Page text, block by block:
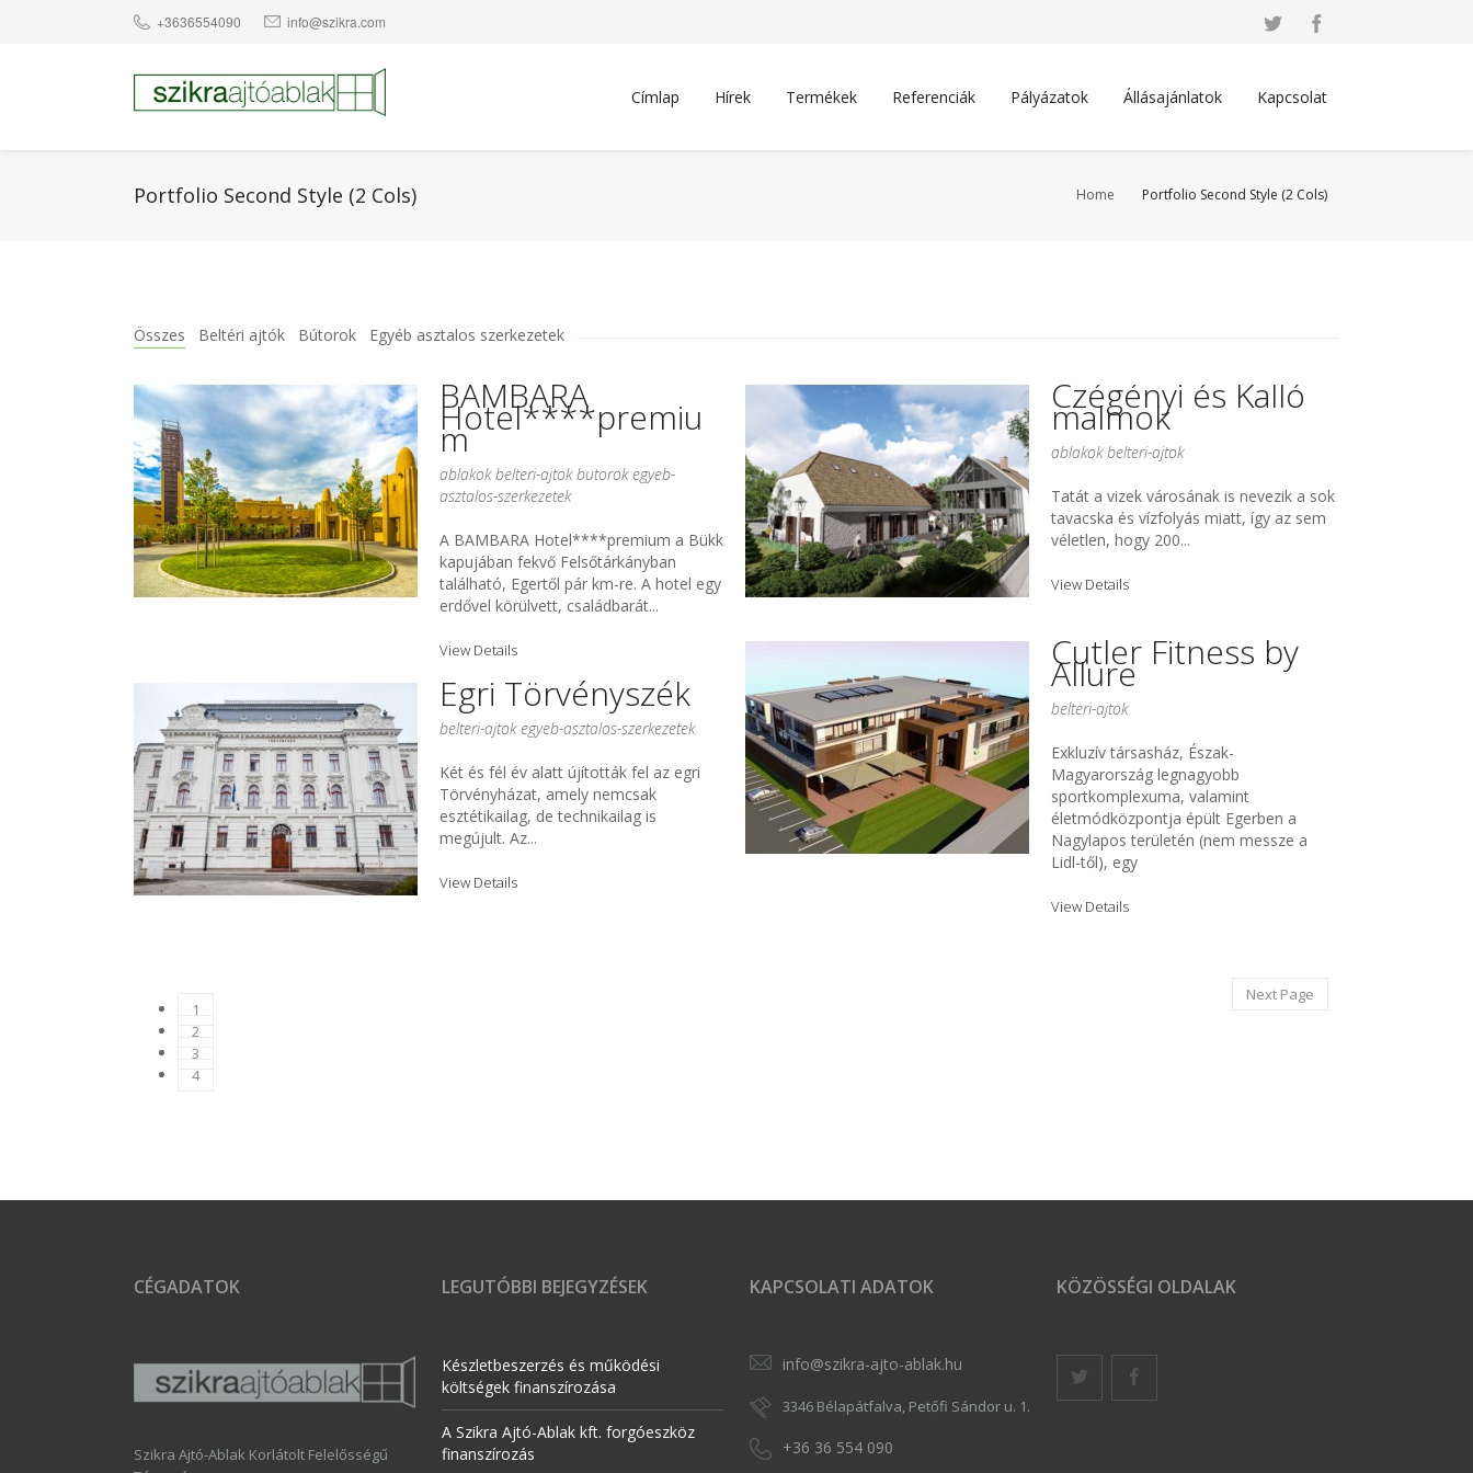
+3636554090 info@szikra.com
Címlap Hírek Termékek Referenciák Pályázatok Állásajánlatok Kapcsolat
Portfolio Second Style (2 Cols) Home Portfolio Second Style (2 Cols)
Összes Beltéri ajtók Bútorok Egyéb asztalos szerkezetek
BAMBARA
Hotel****premiu
m
ablakok belteri-ajtok butorok egyeb-
asztalos-szerkezetek
A BAMBARA Hotel****premium a Bükk
kapujában fekvő Felsőtárkányban
található, Egertől pár km-re. A hotel egy
erdővel körülvett, családbarát...
View Details
Czégényi és Kalló
malmok
ablakok belteri-ajtok
Tatát a vizek városának is nevezik a sok
tavacska és vízfolyás miatt, így az sem
véletlen, hogy 200...
View Details
Cutler Fitness by
Allure
belteri-ajtok
Exkluzív társasház, Észak-
Magyarország legnagyobb
sportkomplexuma, valamint
életmódközpontja épült Egerben a
Nagylapos területén (nem messze a
Lidl-től), egy
View Details
Egri Törvényszék
belteri-ajtok egyeb-asztalos-szerkezetek
Két és fél év alatt újították fel az egri
Törvényházat, amely nemcsak
esztétikailag, de technikailag is
megújult. Az...
View Details
1
2
3
4
Next Page
CÉGADATOK
Szikra Ajtó-Ablak Korlátolt Felelősségű
LEGUTÓBBI BEJEGYZÉSEK
Készletbeszerzés és működési
költségek finanszírozása
A Szikra Ajtó-Ablak kft. forgóeszköz
finanszírozás
KAPCSOLATI ADATOK
info@szikra-ajto-ablak.hu
3346 Bélapátfalva, Petőfi Sándor u. 1.
+36 36 554 090
KÖZÖSSÉGI OLDALAK